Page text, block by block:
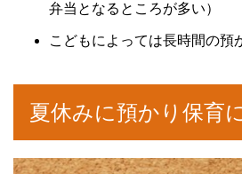
弁当となるところが多い）
こどもによっては長時間の預
夏休みに預かり保育